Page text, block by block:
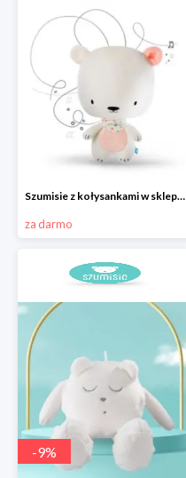
Szumisie z kołysankami w sklepie Szumisie - teraz darmowa dostawa
za darmo
-9%